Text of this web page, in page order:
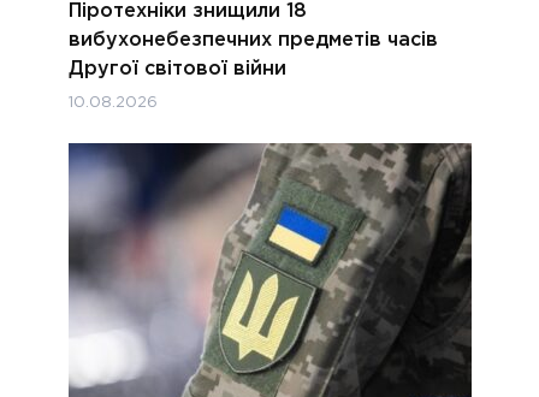
Піротехніки знищили 18
вибухонебезпечних предметів часів
Другої світової війни
10.08.2026